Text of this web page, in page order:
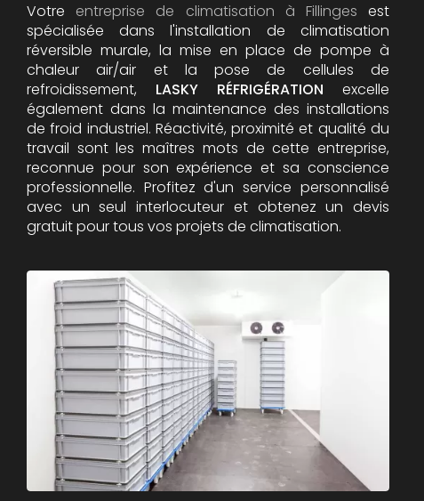
Votre entreprise de climatisation à Fillinges est
spécialisée dans l'installation de climatisation
réversible murale, la mise en place de pompe à
chaleur air/air et la pose de cellules de
refroidissement, LASKY RÉFRIGÉRATION excelle
également dans la maintenance des installations
de froid industriel. Réactivité, proximité et qualité du
travail sont les maîtres mots de cette entreprise,
reconnue pour son expérience et sa conscience
professionnelle. Profitez d'un service personnalisé
avec un seul interlocuteur et obtenez un devis
gratuit pour tous vos projets de climatisation.